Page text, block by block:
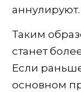
аннулируют.
Таким
станет
Если
основном